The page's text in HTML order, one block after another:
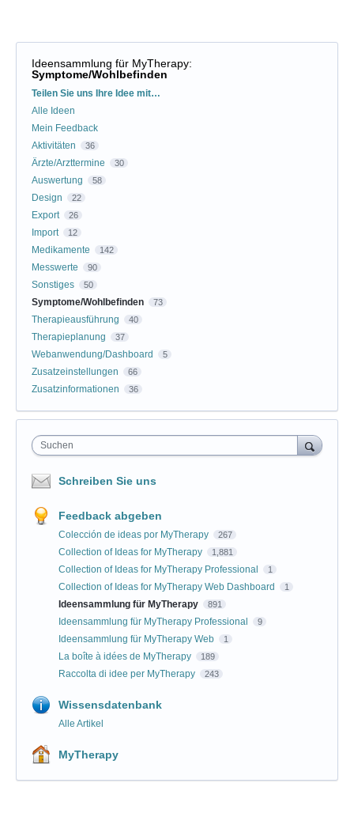
Ideensammlung für MyTherapy:
Symptome/Wohlbefinden
Kategorien
Teilen Sie uns Ihre Idee mit…
Alle Ideen
Mein Feedback
Aktivitäten
36
Ärzte/Arzttermine 30
Auswertung 58
Design 22
Export 26
Import 12
Medikamente 142
Messwerte 90
Sonstiges 50
Symptome/Wohlbefinden 73
Therapieausführung 40
Therapieplanung 37
Webanwendung/Dashboard 5
Zusatzeinstellungen 66
Zusatzinformationen 36
Suchen
Schreiben Sie uns
Feedback abgeben
Colección de ideas por MyTherapy 267
Collection of Ideas for MyTherapy 1,881
Collection of Ideas for MyTherapy Professional 1
Collection of Ideas for MyTherapy Web Dashboard 1
Ideensammlung für MyTherapy 891
Ideensammlung für MyTherapy Professional 9
Ideensammlung für MyTherapy Web 1
La boîte à idées de MyTherapy 189
Raccolta di idee per MyTherapy 243
Wissensdatenbank
Alle Artikel
MyTherapy